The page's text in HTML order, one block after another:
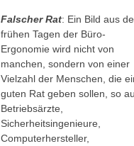
Falscher Rat: Ein Bild aus
frühen Tagen der Büro-
Ergonomie wird nicht von
manchen, sondern von einer
Vielzahl der Menschen, die
guten Rat geben sollen, so
Betriebsärzte,
Sicherheitsingenieure,
Computerhersteller,